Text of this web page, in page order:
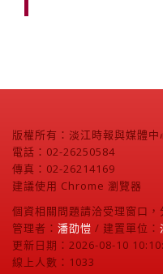
版權所有：淡江時報與媒體中
電話：02-26250584
傳真：02-26214169
建議使用 Chrome 瀏覽器
個資相關問題請洽受理窗口，
管理者： 潘劭愷 / 建置單位：
更新日期：2026-08-10
線上人數：1033